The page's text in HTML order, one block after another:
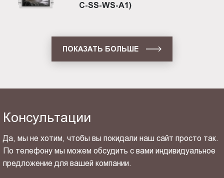
C-SS-WS-A1)
ПОКАЗАТЬ БОЛЬШЕ
Консультации
Да, мы не хотим, чтобы вы покидали наш сайт просто так.
По телефону мы можем обсудить с вами индивидуальное
предложение для вашей компании.